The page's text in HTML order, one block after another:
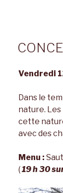
Vendredi
Dans le
nature.
cette
avec des
Menu :
(19 h 30